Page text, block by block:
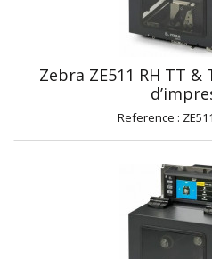
Zebra ZE511 RH TT
Reference :